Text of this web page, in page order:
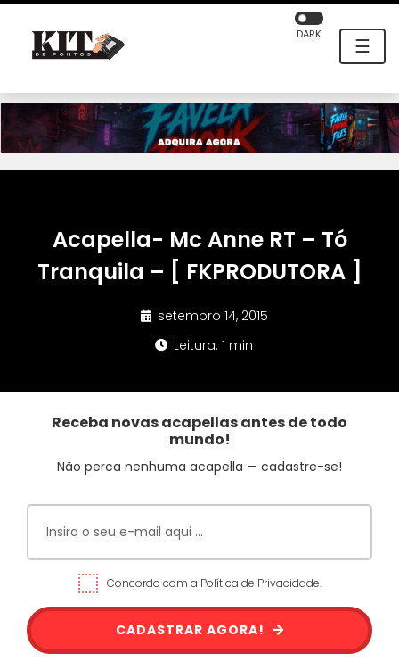
☰
DARK
Acapella- Mc Anne RT – Tó
Tranquila – [ FKPRODUTORA ]
setembro 14, 2015
Leitura: 1 min
Receba novas acapellas antes de todo
mundo!
Não perca nenhuma acapella — cadastre-se!
Concordo com a Política de Privacidade.
CADASTRAR AGORA!